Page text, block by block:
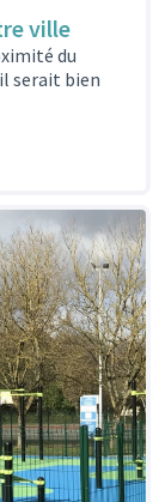
ville
du
serait bien